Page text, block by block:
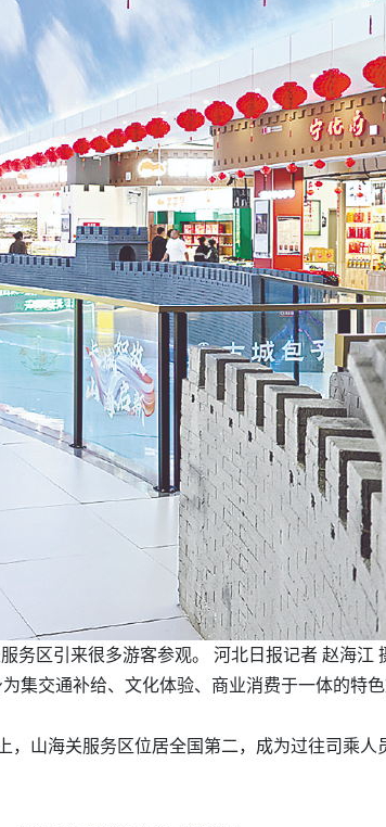
务区引来很多游客参观。 河北日报记者 赵海江
集交通补给、文化体验、商业消费于一体的特
山海关服务区位居全国第二，成为过往司乘人